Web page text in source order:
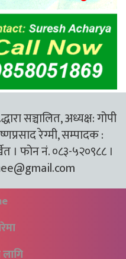
सञ्चालित, अध्यक्ष: गोपी
रेग्मी, सम्पादक :
। फोन नं. ०८३-५२०९८८ ।